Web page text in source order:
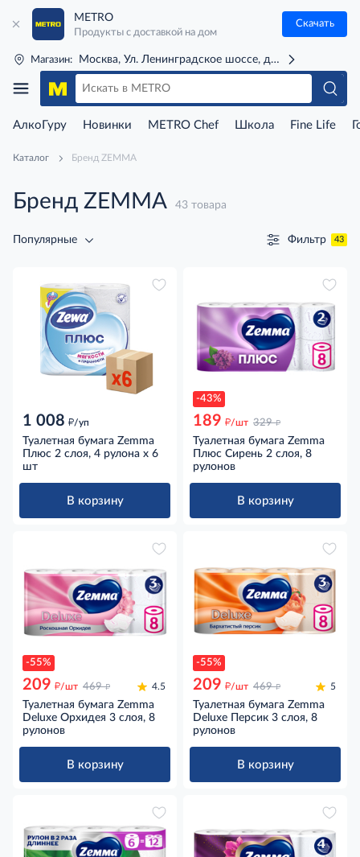
METRO
Продукты с доставкой на дом
Скачать
Магазин: Москва, Ул. Ленинградское шоссе, д. 71Г (м. Речной
АлкоГуру Новинки METRO Chef Школа Fine Life
Каталог Бренд ZEMMA
Бренд ZEMMA 43 товара
Популярные Фильтр 43
1 008 д/уп
Туалетная бумага Zemma
Плюс 2 слоя, 4 рулона x 6
шт
В корзину
-43%
189 д/шт 329 д
Туалетная бумага Zemma
Плюс Сирень 2 слоя, 8
рулонов
В корзину
-55%
209 д/шт 469 д 4.5
Туалетная бумага Zemma
Deluxe Орхидея 3 слоя, 8
рулонов
В корзину
-55%
209 д/шт 469 д 5
Туалетная бумага Zemma
Deluxe Персик 3 слоя, 8
рулонов
В корзину